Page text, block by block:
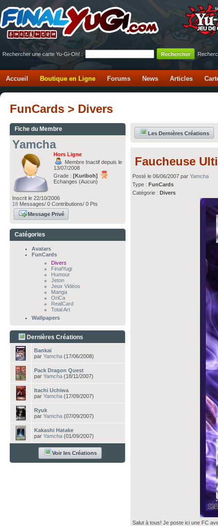
Rechercher une carte Yu-Gi-Oh! :
Accueil Boutique en Ligne Forums News Articles
FunCards > Divers
Fiche du Membre
Yamcha
Hors Ligne
Membre Inactif depuis le
13/07/2008
Grade : [Kuriboh]
Echanges (Aucun)
Inscrit le 22/10/2006
18 Messages/ 0 Contributions/ 0 Pts
Message Privé
Catégories
Avatars
FunCards
Divers
FinalYugi
Humour
Jeton
Jeux Vidéos
Manga
OriCa
RealCard
Total Art
Wallpapers
Dernières Créations
Bankai
par Yamcha (17/06/2008)
Pack Dragon Quest
par Yamcha (18/11/2007)
Itachi Uchiwa
par Yamcha (17/09/2007)
Ryuk
par Yamcha (07/09/2007)
Kakashi Hatake
par Yamcha (01/09/2007)
Voir les Créations
Les Dernières Créations
Faucheuse
Posté le 06/06/2007 parYamcha
Type :FunCards
Catégorie :Divers
Salut à tous! Je poste ici une FC